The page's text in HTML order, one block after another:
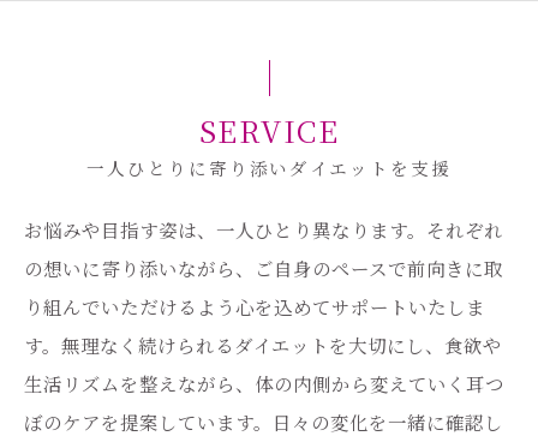
一人ひとりに寄り添いダイエットを支援
SERVICE
お悩みや目指す姿は、一人ひとり異なります。それぞれ
の想いに寄り添いながら、ご自身のペースで前向きに取
り組んでいただけるよう心を込めてサポートいたしま
す。無理なく続けられるダイエットを大切にし、食欲や
生活リズムを整えながら、体の内側から変えていく耳つ
ぼのケアを提案しています。日々の変化を一緒に確認し